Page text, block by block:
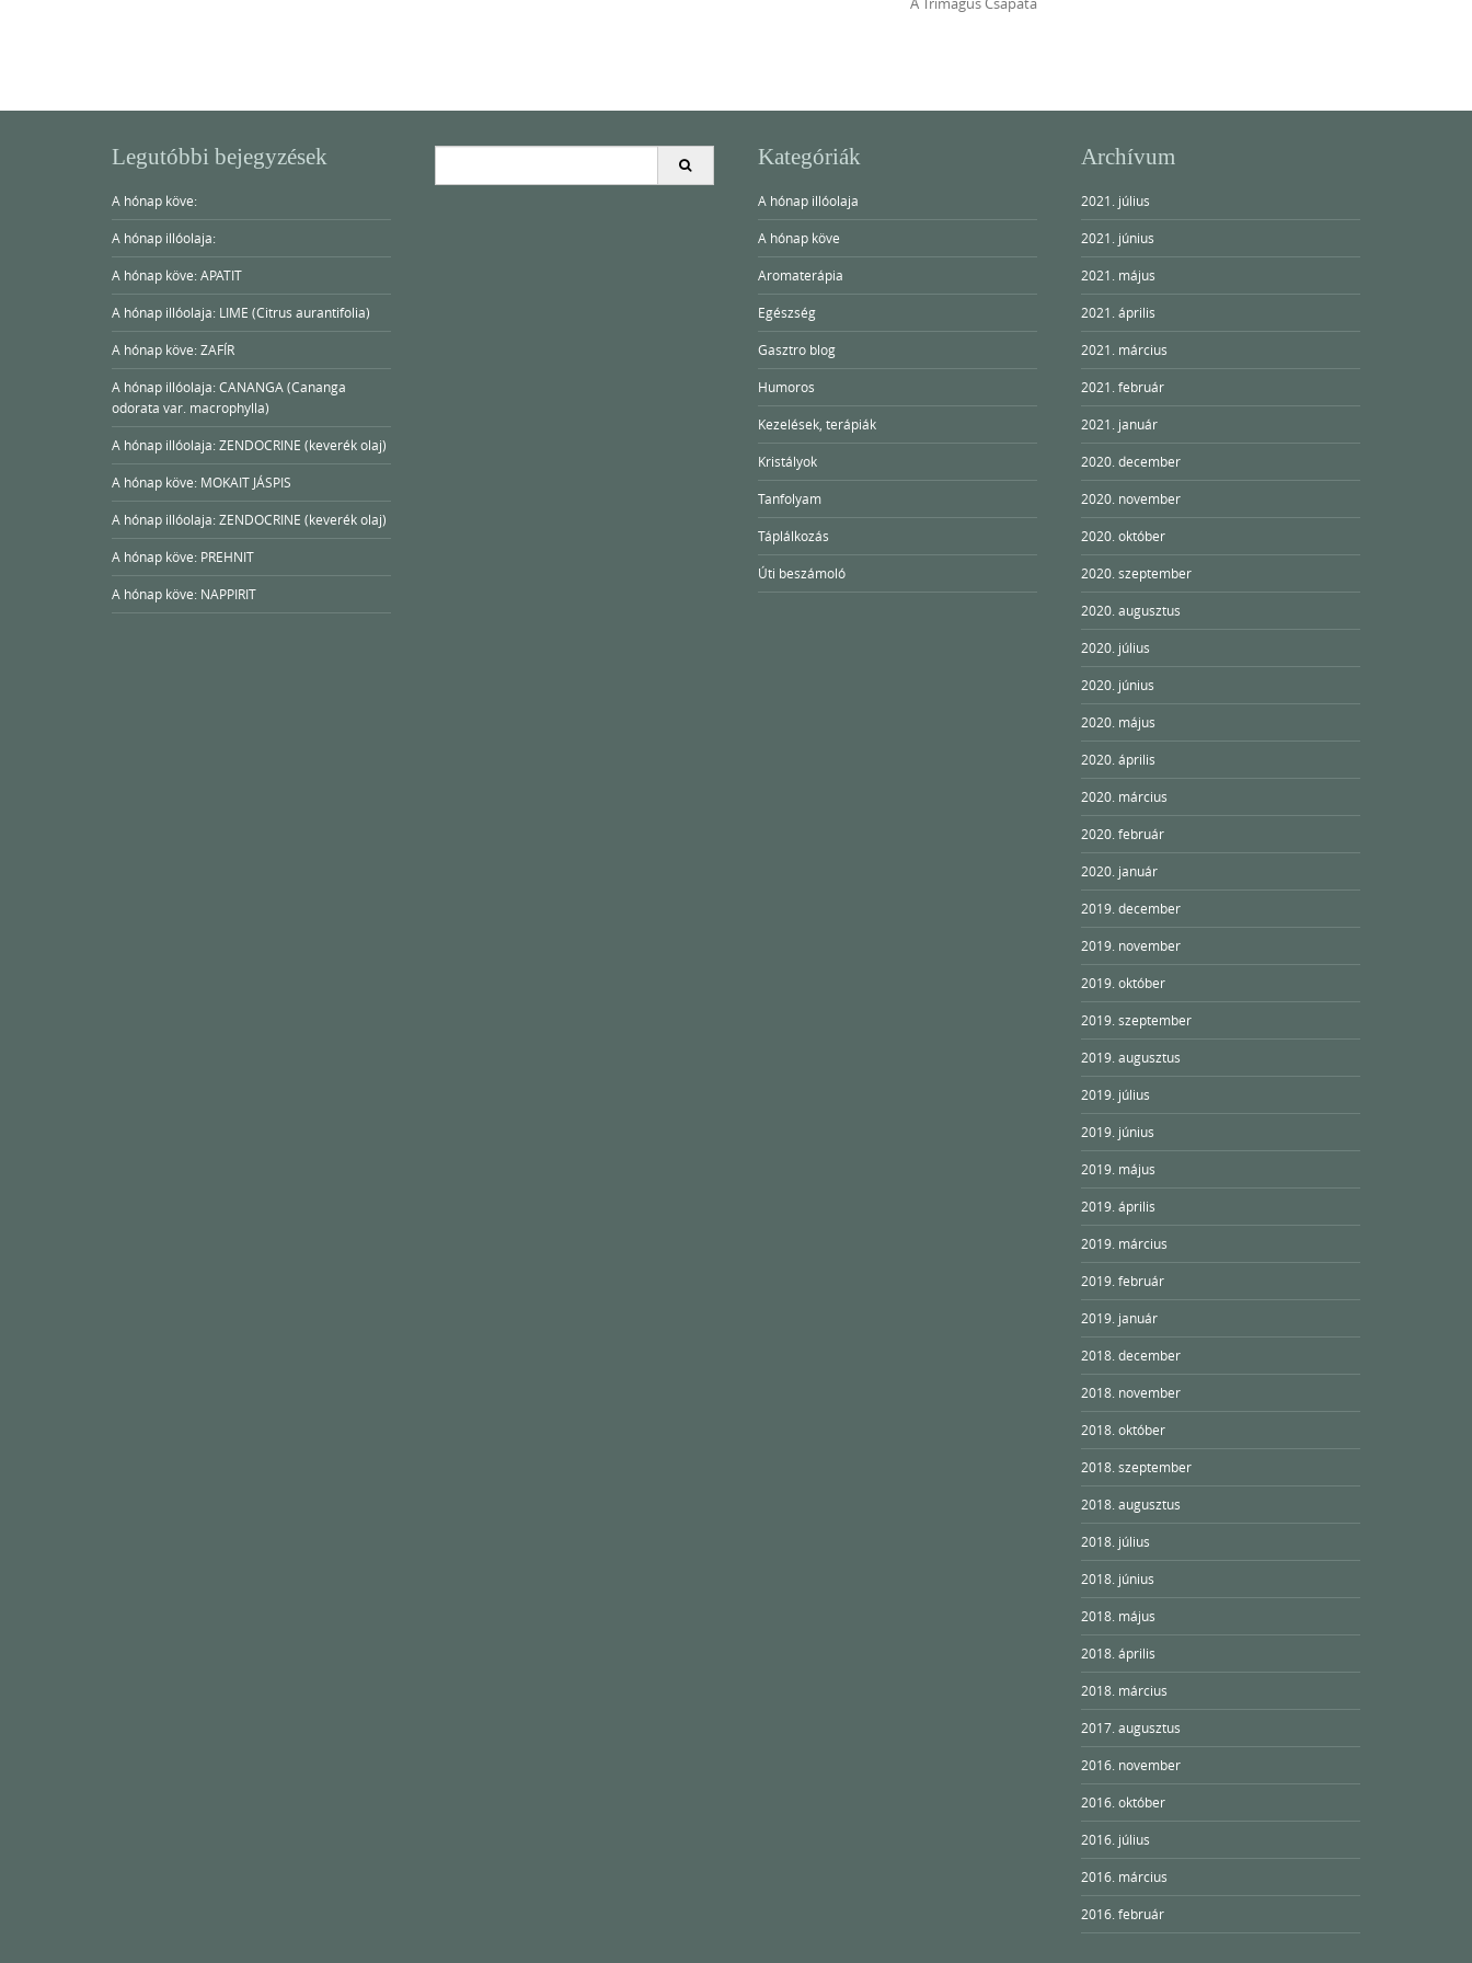
Legutóbbi bejegyzések
A hónap köve:
A hónap illóolaja:
A hónap köve: APATIT
A hónap illóolaja: LIME (Citrus aurantifolia)
A hónap köve: ZAFÍR
A hónap illóolaja: CANANGA (Cananga
odorata var. macrophylla)
A hónap illóolaja: ZENDOCRINE (keverék olaj)
A hónap köve: MOKAIT JÁSPIS
A hónap illóolaja: ZENDOCRINE (keverék olaj)
A hónap köve: PREHNIT
A hónap köve: NAPPIRIT
Kategóriák
A hónap illóolaja
A hónap köve
Aromaterápia
Egészség
Gasztro blog
Humoros
Kezelések, terápiák
Kristályok
Tanfolyam
Táplálkozás
Úti beszámoló
Archívum
2021. július
2021. június
2021. május
2021. április
2021. március
2021. február
2021. január
2020. december
2020. november
2020. október
2020. szeptember
2020. augusztus
2020. július
2020. június
2020. május
2020. április
2020. március
2020. február
2020. január
2019. december
2019. november
2019. október
2019. szeptember
2019. augusztus
2019. július
2019. június
2019. május
2019. április
2019. március
2019. február
2019. január
2018. december
2018. november
2018. október
2018. szeptember
2018. augusztus
2018. július
2018. június
2018. május
2018. április
2018. március
2017. augusztus
2016. november
2016. október
2016. július
2016. március
2016. február